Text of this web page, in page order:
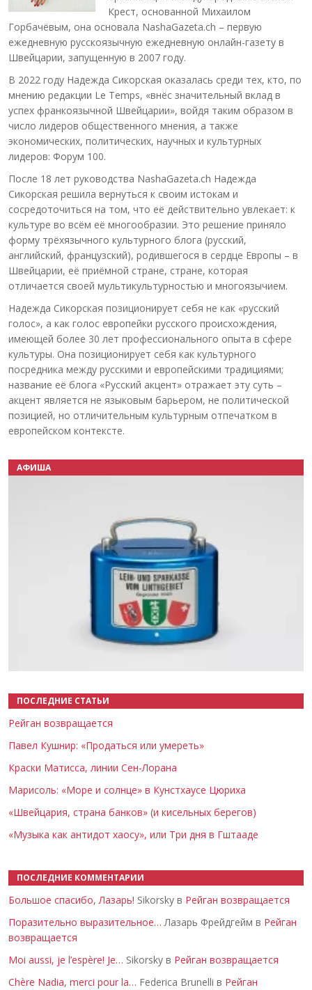
Крест, основанной Михаилом
Горбачёвым, она основала NashaGazeta.ch – первую
ежедневную русскоязычную ежедневную онлайн-газету в
Швейцарии, запущенную в 2007 году.
В 2022 году Надежда Сикорская оказалась среди тех, кто, по
мнению редакции Le Temps, «внёс значительный вклад в
успех франкоязычной Швейцарии», войдя таким образом в
число лидеров общественного мнения, а также
экономических, политических, научных и культурных
лидеров: Форум 100.
После 18 лет руководства NashaGazeta.ch Надежда
Сикорская решила вернуться к своим истокам и
сосредоточиться на том, что её действительно увлекает: к
культуре во всём её многообразии. Это решение приняло
форму трёхязычного культурного блога (русский,
английский, французский), родившегося в сердце Европы – в
Швейцарии, её приёмной стране, стране, которая
отличается своей мультикультурностью и многоязычием.
Надежда Сикорская позиционирует себя не как «русский
голос», а как голос европейки русского происхождения,
имеющей более 30 лет профессионального опыта в сфере
культуры. Она позиционирует себя как культурного
посредника между русскими и европейскими традициями;
название её блога «Русский акцент» отражает эту суть –
акцент является не языковым барьером, не политической
позицией, но отличительным культурным отпечатком в
европейском контексте.
АФИША
ПОСЛЕДНИЕ СТАТЬИ
Рейган возвращается
Павел Кушнир: «Продаться или умереть»
Краски Матисса, линии Сен-Лорана
Марисоль: «Море и солнце» в Кунстхаусе Цюриха
«Швейцария, страна банков» (и кисельных берегов)
«Музыка как антидот хаосу», или Три дня в Гштааде
ПОСЛЕДНИЕ КОММЕНТАРИИ
Большое спасибо, Лазарь! Sikorsky в Рейган возвращается
Поразительно выразительное… Лазарь Фрейдгейм в Рейган
возвращается
Moi aussi, je l’espère! Je… Sikorsky в Рейган возвращается
Chère Nadia, merci pour la… Federica Brunelli в Рейган